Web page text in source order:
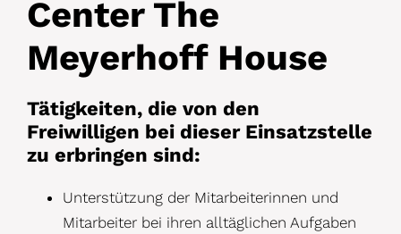
Center The
Meyerhoff House
Tätigkeiten, die von den
Freiwilligen bei dieser Einsatzstelle
zu erbringen sind:
Unterstützung der Mitarbeiterinnen und
Mitarbeiter bei ihren alltäglichen Aufgaben